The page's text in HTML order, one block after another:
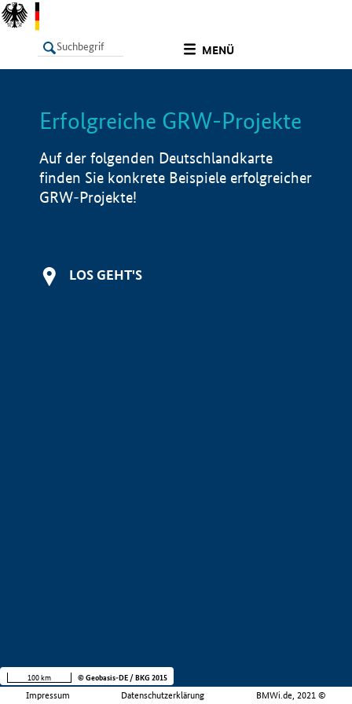
MENÜ
LISTE Info
Erfolgreiche GRW-Projekte
Auf der folgenden Deutschlandkarte
finden Sie konkrete Beispiele erfolgreicher
GRW-Projekte!
LOS GEHT'S
Impressum Datenschutzerklärung BMWi.de, 2021 ©
100 km © Geobasis-DE / BKG 2015